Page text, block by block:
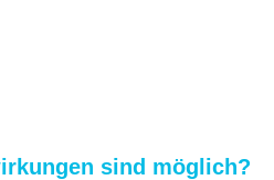
sind möglich?